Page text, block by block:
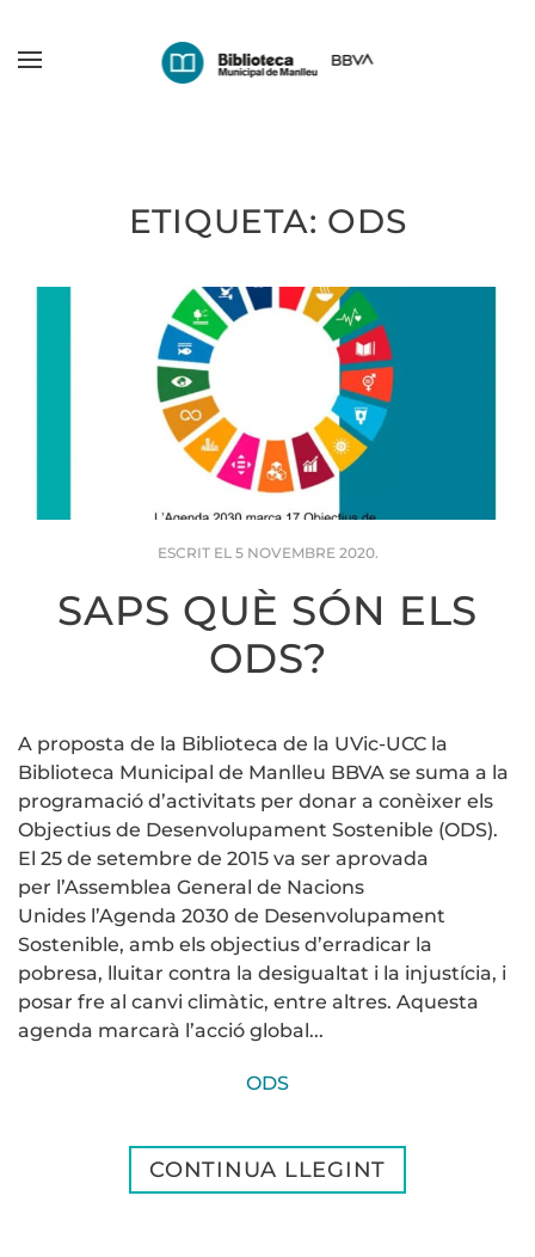
ETIQUETA: ODS
ESCRIT EL 5 NOVEMBRE 2020.
SAPS QUÈ SÓN ELS
ODS?
A proposta de la Biblioteca de la UVic-UCC la
Biblioteca Municipal de Manlleu BBVA se suma a la
programació d’activitats per donar a conèixer els
Objectius de Desenvolupament Sostenible (ODS).
El 25 de setembre de 2015 va ser aprovada
per l’Assemblea General de Nacions
Unides l’Agenda 2030 de Desenvolupament
Sostenible, amb els objectius d’erradicar la
pobresa, lluitar contra la desigualtat i la injustícia, i
posar fre al canvi climàtic, entre altres. Aquesta
agenda marcarà l’acció global...
ODS
CONTINUA LLEGINT